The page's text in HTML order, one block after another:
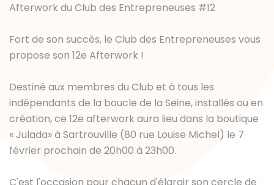
Afterwork du Club des Entrepreneuses #12
Fort de son succès, le Club des Entrepreneuses vous
propose son 12e Afterwork !
Destiné aux membres du Club et à tous les
indépendants de la boucle de la Seine, installés ou en
création, ce 12e afterwork aura lieu dans la boutique
« Julada» à Sartrouville (80 rue Louise Michel) le 7
février prochain de 20h00 à 23h00.